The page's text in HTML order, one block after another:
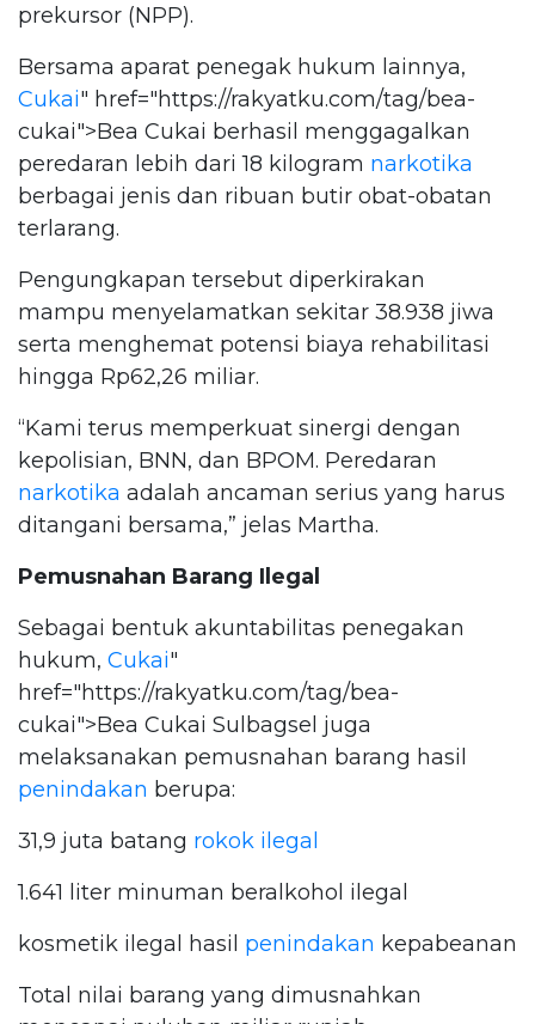
prekursor (NPP).
Bersama aparat penegak hukum lainnya,
Cukai" href="https://rakyatku.com/tag/bea-
cukai">Bea Cukai berhasil menggagalkan
peredaran lebih dari 18 kilogram narkotika
berbagai jenis dan ribuan butir obat-obatan
terlarang.
Pengungkapan tersebut diperkirakan
mampu menyelamatkan sekitar 38.938 jiwa
serta menghemat potensi biaya rehabilitasi
hingga Rp62,26 miliar.
“Kami terus memperkuat sinergi dengan
kepolisian, BNN, dan BPOM. Peredaran
narkotika adalah ancaman serius yang harus
ditangani bersama,” jelas Martha.
Pemusnahan Barang Ilegal
Sebagai bentuk akuntabilitas penegakan
hukum, Cukai"
href="https://rakyatku.com/tag/bea-
cukai">Bea Cukai Sulbagsel juga
melaksanakan pemusnahan barang hasil
penindakan berupa:
31,9 juta batang rokok ilegal
1.641 liter minuman beralkohol ilegal
kosmetik ilegal hasil penindakan kepabeanan
Total nilai barang yang dimusnahkan